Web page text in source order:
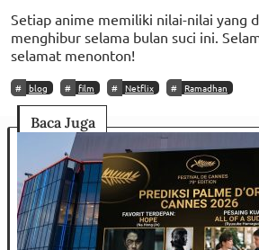
Setiap anime memiliki nilai-nilai yang
menghibur selama bulan suci ini.
selamat menonton!
blog film Netflix Ramadhan
Baca Juga